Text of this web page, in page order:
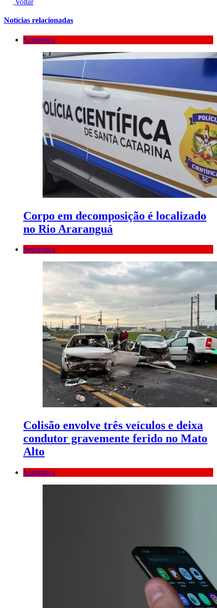
Notícias relacionadas
Segurança
Corpo em decomposição é localizado
no Rio Araranguá
Segurança
Colisão envolve três veículos e deixa
condutor gravemente ferido no Mato
Alto
Segurança